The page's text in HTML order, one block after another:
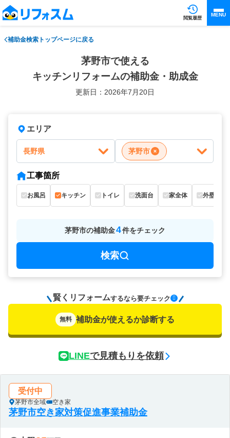
閲覧履歴
MENU
補助金検索トップページに戻る
茅野市で使える
キッチンリフォームの補助金・助成金
更新日：2026年7月20日
エリア
長野県 茅野市
工事箇所
お風呂 キッチン トイレ 洗面台 家全体 外壁
茅野市の補助金4件をチェック
検索
賢くリフォームするなら要チェック
無料 補助金が使えるか診断する
LINEで見積もりを依頼
受付中
茅野市全域 空き家
茅野市空き家対策促進事業補助金